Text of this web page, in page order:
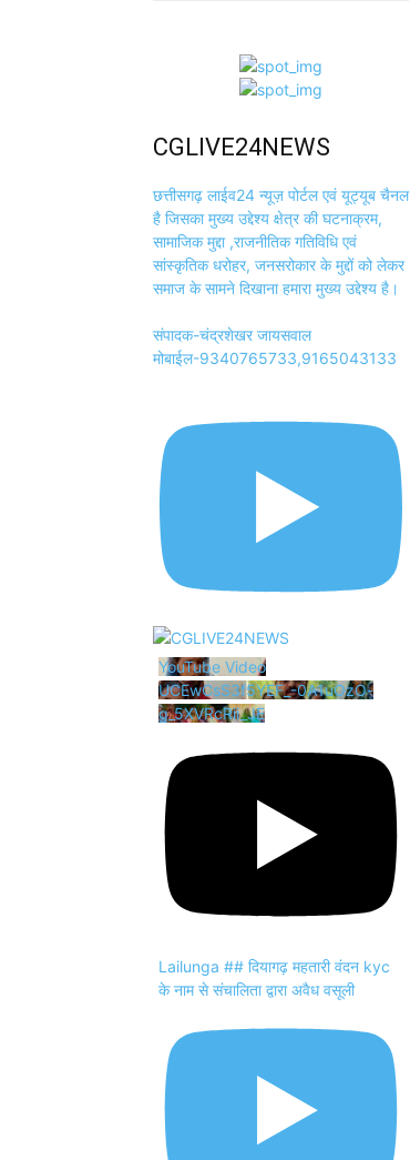
CGLIVE24NEWS
छत्तीसगढ़ लाईव24 न्यूज़ पोर्टल एवं यूट्यूब चैनल
है जिसका मुख्य उद्देश्य क्षेत्र की घटनाक्रम,
सामाजिक मुद्दा ,राजनीतिक गतिविधि एवं
सांस्कृतिक धरोहर, जनसरोकार के मुद्दों को लेकर
समाज के सामने दिखाना हमारा मुख्य उद्देश्य है।
संपादक-चंद्रशेखर जायसवाल
मोबाईल-9340765733,9165043133
YouTube Video
UCEwCsS3f5YEF_-0A1uOzO-
g_5XVRcRii_JE
Lailunga ## दियागढ़ महतारी वंदन kyc
के नाम से संचालिता द्वारा अवैध वसूली